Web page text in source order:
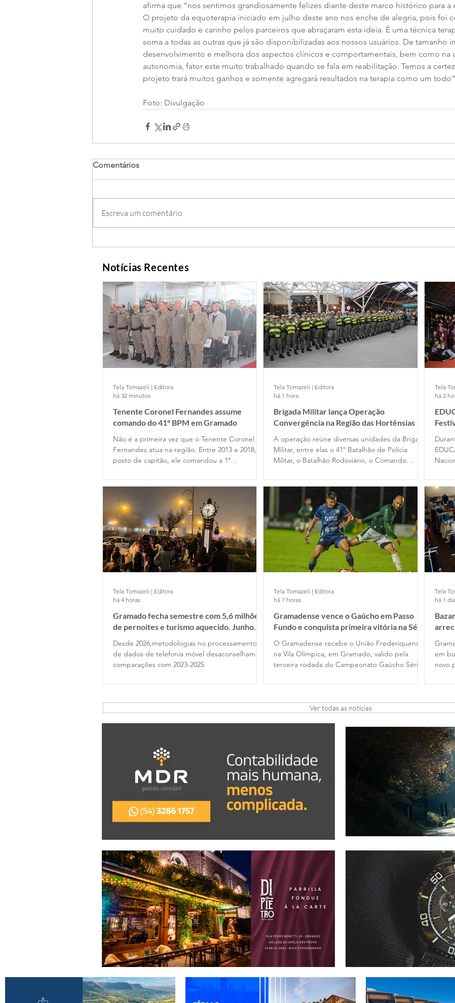
afirma que “nos sentimos grandiosamente felizes diante deste marco histórico para a
O projeto da equoterapia iniciado em julho deste ano nos enche de alegria, pois foi
muito cuidado e carinho pelos parceiros que abraçaram esta ideia. É uma técnica
soma a todas as outras que já são disponibilizadas aos nossos usuários. De tamanho
desenvolvimento e melhora dos aspectos clínicos e comportamentais, bem como na
autonomia, fator este muito trabalhado quando se fala em reabilitação. Temos a
projeto trará muitos ganhos e somente agregará resultados na terapia como um
Foto: Divulgação
Comentários
Escreva um comentário
Notícias Recentes
Tenente Coronel Fernandes assume
comando do 41º BPM em Gramado
Não é a primeira vez que o Tenente Coronel
Fernandes atua na região. Entre 2013 e 2018, no
posto de capitão, ele comandou a 1ª
Estado Maior da Unidade. Retornou em 2020,
permanecendo até 2022, quando ocupou o
posto de major na função de subcomandante
do Batalhão.
Tela Tomazeli | Editora
há 32 minutos
Brigada Militar lança Operação
Convergência na Região das Hortênsias
A operação reúne diversas unidades da Brigada
Militar, entre elas o 41º Batalhão de Polícia
Militar, o Batalhão Rodoviário, o Comando
Departamento de Ensino. Participam das ações
dois alunos-oficiais do Curso Superior de Polícia
Militar e 120 alunos-soldados do Curso Básico
de Formação Policial Militar, das escolas de
Porto Alegre e Montenegro.
Tela Tomazeli | Editora
há 1 hora
Tela
há 2
Gramado fecha semestre com 5,6 milhões
de pernoites e turismo aquecido. Junho
desponta!
Desde 2026,metodologias no processamento
de dados de telefonia móvel desaconselham
comparações com 2023-2025
Tela Tomazeli | Editora
há 4 horas
Gramadense vence o Gaúcho em Passo
Fundo e conquista primeira vitória na Série
O Gramadense recebe o União Frederiquense,
na Vila Olímpica, em Gramado, valido pela
terceira rodada do Campeonato Gaúcho Série
Tela Tomazeli | Editora
há 7 horas
em
novo
Tela
há 1 dia
Ver todas as notícias